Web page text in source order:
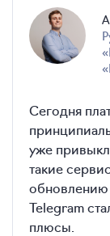
руководитель проектов в digital-агентстве
Сегодня
уже
такие
обновлению
Telegram
плюсы.